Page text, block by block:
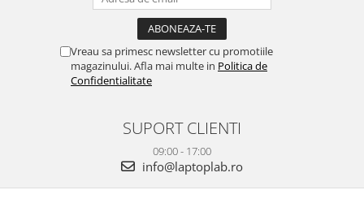
Vreau sa primesc newsletter cu promotiile
magazinului. Afla mai multe in Politica de
Confidentialitate
SUPORT CLIENTI
09:00 - 17:00
info@laptoplab.ro